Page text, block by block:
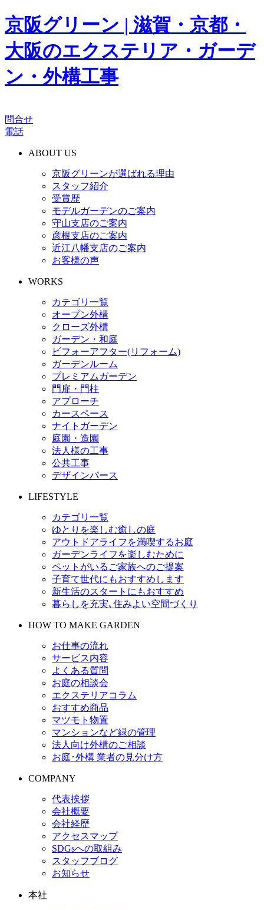
京阪グリーン | 滋賀・京都・
大阪のエクステリア・ガーデ
ン・外構工事
問合せ
電話
ABOUT US
京阪グリーンが選ばれる理由
スタッフ紹介
受賞歴
モデルガーデンのご案内
守山支店のご案内
彦根支店のご案内
近江八幡支店のご案内
お客様の声
WORKS
カテゴリ一覧
オープン外構
クローズ外構
ガーデン・和庭
ビフォーアフター(リフォーム)
ガーデンルーム
プレミアムガーデン
門扉・門柱
アプローチ
カースペース
ナイトガーデン
庭園・造園
法人様の工事
公共工事
デザインパース
LIFESTYLE
カテゴリ一覧
ゆとりを楽しむ癒しの庭
アウトドアライフを満喫するお庭
ガーデンライフを楽しむために
ペットがいるご家族へのご提案
子育て世代にもおすすめします
新生活のスタートにもおすすめ
暮らしを充実､住みよい空間づくり
HOW TO MAKE GARDEN
お仕事の流れ
サービス内容
よくある質問
お庭の相談会
エクステリアコラム
おすすめ商品
マツモト物置
マンションなど緑の管理
法人向け外構のご相談
お庭･外構 業者の見分け方
COMPANY
代表挨拶
会社概要
会社経歴
アクセスマップ
SDGsへの取組み
スタッフブログ
お知らせ
本社